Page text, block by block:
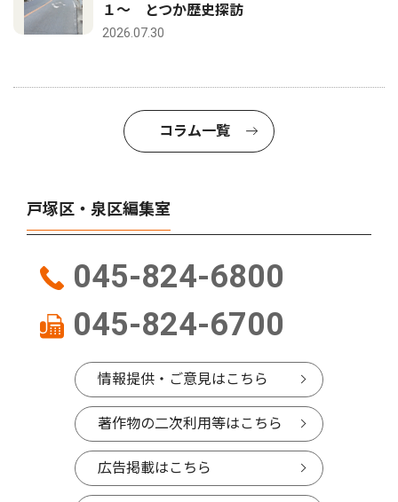
１〜 とつか歴史探訪
2026.07.30
コラム一覧
戸塚区・泉区編集室
045-824-6800
045-824-6700
情報提供・ご意見はこちら
著作物の二次利用等はこちら
広告掲載はこちら